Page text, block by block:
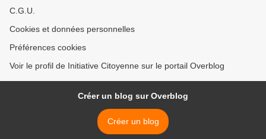
C.G.U.
Cookies et données personnelles
Préférences cookies
Voir le profil de Initiative Citoyenne sur le portail Overblog
Créer un blog sur Overblog
Créer un blog